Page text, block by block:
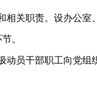
关职责。设办公
。
员干部职工向党